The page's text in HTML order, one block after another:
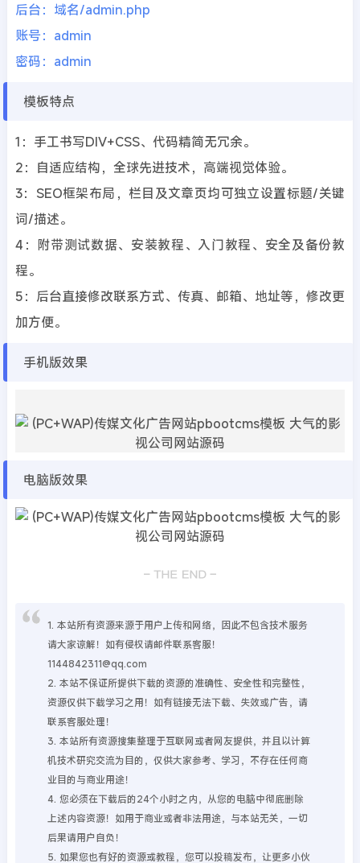
后台：域名/admin.php
账号：admin
密码：admin
模板特点
1：手工书写DIV+CSS、代码精简无冗余。
2：自适应结构，全球先进技术，高端视觉体验。
3：SEO框架布局，栏目及文章页均可独立设置标题/关键
词/描述。
4：附带测试数据、安装教程、入门教程、安全及备份教
程。
5：后台直接修改联系方式、传真、邮箱、地址等，修改更
加方便。
手机版效果
电脑版效果
1. 本站所有资源来源于用户上传和网络，因此不包含技术服务
请大家谅解！如有侵权请邮件联系客服！
1144842311@qq.com
2. 本站不保证所提供下载的资源的准确性、安全性和完整性，
资源仅供下载学习之用！如有链接无法下载、失效或广告，请
联系客服处理！
3. 本站所有资源搜集整理于互联网或者网友提供，并且以计算
机技术研究交流为目的，仅供大家参考、学习，不存在任何商
业目的与商业用途！
4. 您必须在下载后的24个小时之内，从您的电脑中彻底删除
上述内容资源！如用于商业或者非法用途，与本站无关，一切
后果请用户自负！
5. 如果您也有好的资源或教程，您可以投稿发布，让更多小伙